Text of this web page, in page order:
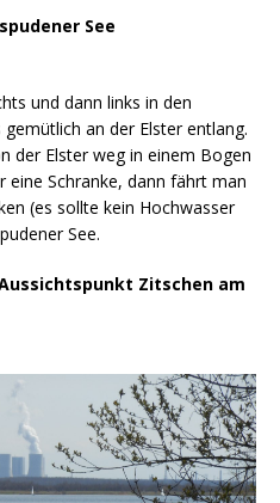
See
und dann links in den
an der Elster entlang.
der Elster weg in einem Bogen
Schranke, dann fährt man
(es sollte kein Hochwasser
See.
Zitschen am